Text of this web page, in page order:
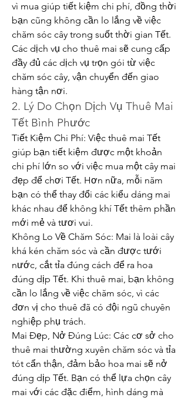
vì mua giúp tiết kiệm chi phí, đồng thời
bạn cũng không cần lo lắng về việc
chăm sóc cây trong suốt thời gian Tết.
Các dịch vụ cho thuê mai sẽ cung cấp
đầy đủ các dịch vụ trọn gói từ việc
chăm sóc cây, vận chuyển đến giao
hàng tận nơi.
2. Lý Do Chọn Dịch Vụ Thuê Mai
Tết Bình Phước
Tiết Kiệm Chi Phí: Việc thuê mai Tết
giúp bạn tiết kiệm được một khoản
chi phí lớn so với việc mua một cây mai
đẹp để chơi Tết. Hơn nữa, mỗi năm
bạn có thể thay đổi các kiểu dáng mai
khác nhau để không khí Tết thêm phần
mới mẻ và tươi vui.
Không Lo Về Chăm Sóc: Mai là loài cây
khá kén chăm sóc và cần được tưới
nước, cắt tỉa đúng cách để ra hoa
đúng dịp Tết. Khi thuê mai, bạn không
cần lo lắng về việc chăm sóc, vì các
đơn vị cho thuê đã có đội ngũ chuyên
nghiệp phụ trách.
Mai Đẹp, Nở Đúng Lúc: Các cơ sở cho
thuê mai thường xuyên chăm sóc và tỉa
tót cẩn thận, đảm bảo hoa mai sẽ nở
đúng dịp Tết. Bạn có thể lựa chọn cây
mai với các đặc điểm, hình dáng mà